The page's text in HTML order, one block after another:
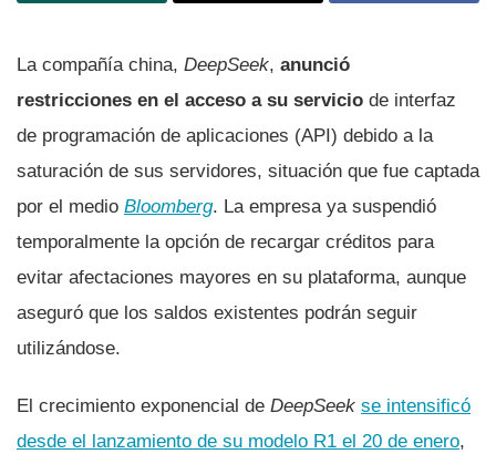
La compañía china, DeepSeek, anunció
restricciones en el acceso a su servicio de interfaz
de programación de aplicaciones (API) debido a la
saturación de sus servidores, situación que fue captada
por el medio Bloomberg. La empresa ya suspendió
temporalmente la opción de recargar créditos para
evitar afectaciones mayores en su plataforma, aunque
aseguró que los saldos existentes podrán seguir
utilizándose.
El crecimiento exponencial de DeepSeek se intensificó
desde el lanzamiento de su modelo R1 el 20 de enero,